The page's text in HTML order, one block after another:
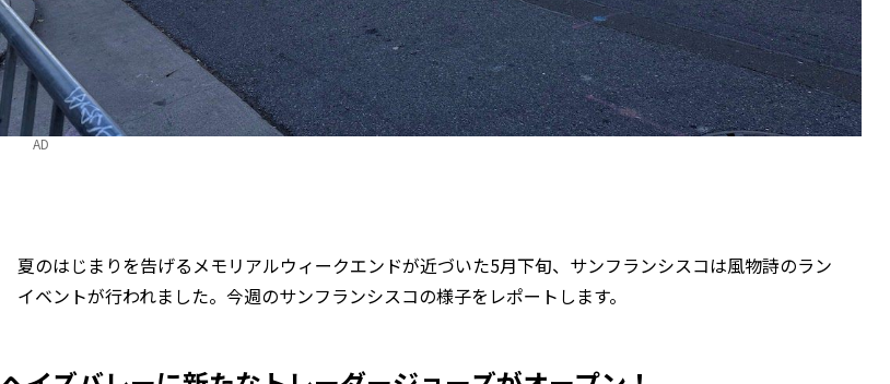
AD
夏のはじまりを告げるメモリアルウィークエンドが近づいた5月下旬、サンフランシスコは風物詩のラン
イベントが行われました。今週のサンフランシスコの様子をレポートします。